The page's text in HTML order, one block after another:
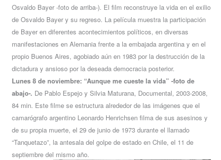
Osvaldo Bayer -foto de arriba-). El film reconstruye la vida en el exilio
de Osvaldo Bayer y su regreso. La película muestra la participación
de Bayer en diferentes acontecimientos políticos, en diversas
manifestaciones en Alemania frente a la embajada argentina y en el
propio Buenos Aires, agobiado aún en 1983 por la destrucción de la
dictadura y ansioso por la deseada democracia posterior.
Lunes 8 de noviembre: “Aunque me cueste la vida” -foto de
abajo-. De Pablo Espejo y Silvia Maturana, Documental, 2003-2008,
84 min. Este filme se estructura alrededor de las imágenes que el
camarógrafo argentino Leonardo Henrichsen filma de sus asesinos y
de su propia muerte, el 29 de junio de 1973 durante el llamado
“Tanquetazo”, la antesala del golpe de estado en Chile, el 11 de
septiembre del mismo año.